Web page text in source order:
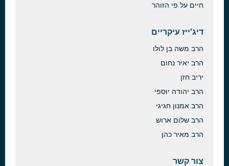
חיים על פי הזוהר
דיג'ייז עיקריים
הרב משה בן לולו
הרב יאיר נחום
יריב חזן
הרב יהודה יוספי
הרב אמנון חגיגי
הרב שלום ארוש
הרב מאיר כהן
צור קשר